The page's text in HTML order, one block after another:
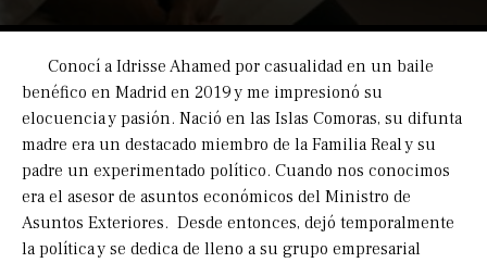
Conocí a Idrisse Ahamed por casualidad en un baile
benéfico en Madrid en 2019 y me impresionó su
elocuencia y pasión. Nació en las Islas Comoras, su difunta
madre era un destacado miembro de la Familia Real y su
padre un experimentado político. Cuando nos conocimos
era el asesor de asuntos económicos del Ministro de
Asuntos Exteriores. Desde entonces, dejó temporalmente
la política y se dedica de lleno a su grupo empresarial